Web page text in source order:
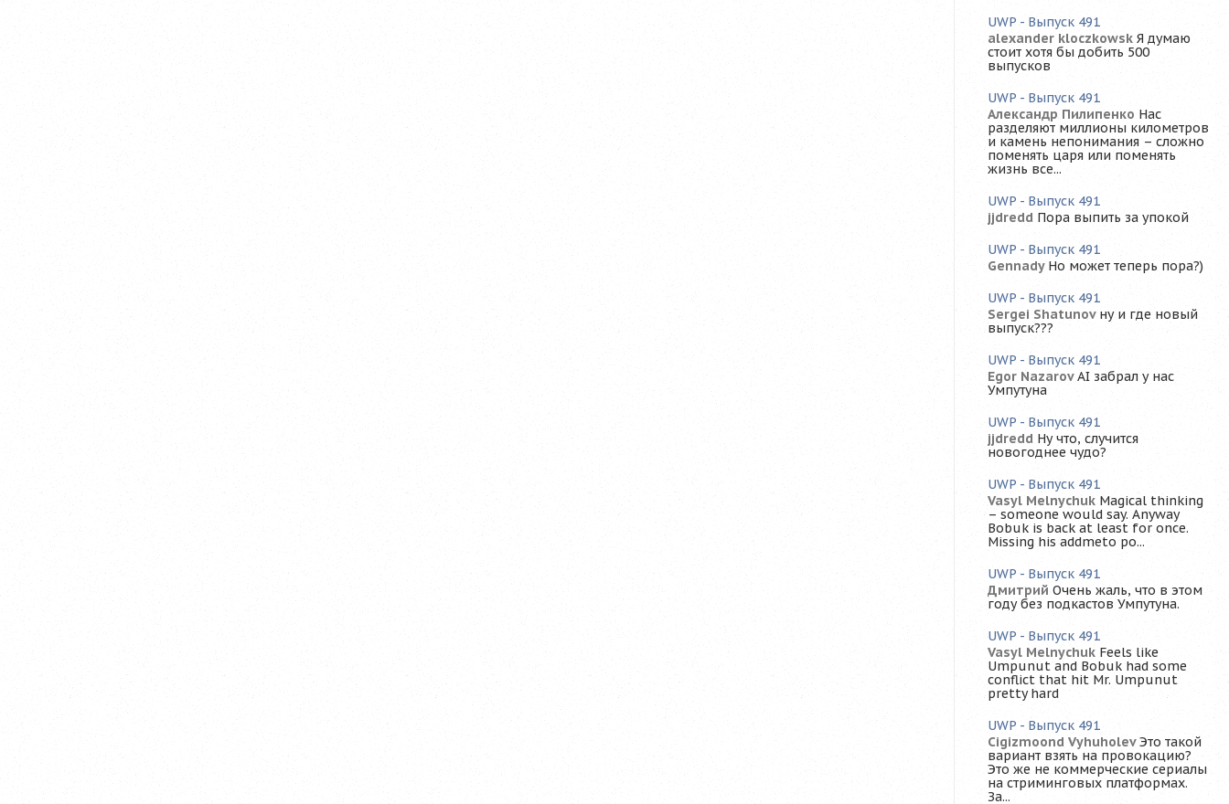
UWP - Выпуск 491
alexander kloczkowsk Я думаю
стоит хотя бы добить 500
выпусков
UWP - Выпуск 491
Александр Пилипенко Нас
разделяют миллионы километров
и камень непонимания – сложно
поменять царя или поменять
жизнь все...
UWP - Выпуск 491
jjdredd Пора выпить за упокой
UWP - Выпуск 491
Gennady Но может теперь пора?)
UWP - Выпуск 491
Sergei Shatunov ну и где новый
выпуск???
UWP - Выпуск 491
Egor Nazarov AI забрал у нас
Умпутуна
UWP - Выпуск 491
jjdredd Ну что, случится
новогоднее чудо?
UWP - Выпуск 491
Vasyl Melnychuk Magical thinking
– someone would say. Anyway
Bobuk is back at least for once.
Missing his addmeto po...
UWP - Выпуск 491
Дмитрий Очень жаль, что в этом
году без подкастов Умпутуна.
UWP - Выпуск 491
Vasyl Melnychuk Feels like
Umpunut and Bobuk had some
conflict that hit Mr. Umpunut
pretty hard
UWP - Выпуск 491
Cigizmoond Vyhuholev Это такой
вариант взять на провокацию?
Это же не коммерческие сериалы
на стриминговых платформах.
За...